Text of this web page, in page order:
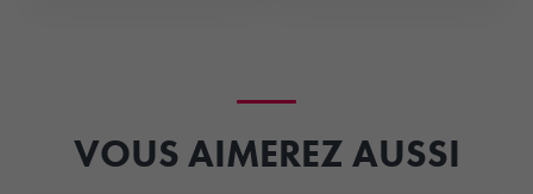
VOUS AIMEREZ AUSSI